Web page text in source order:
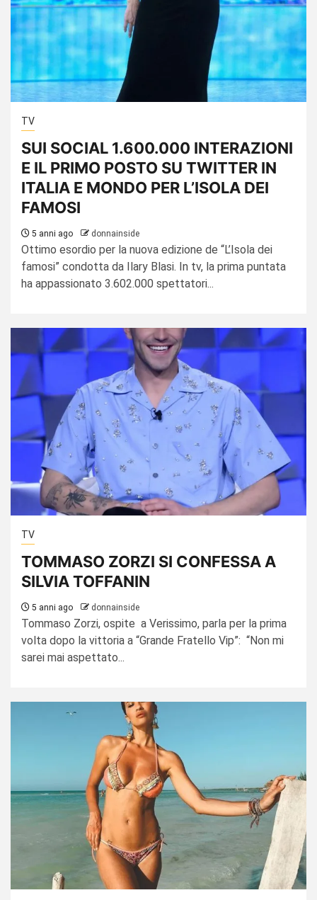
TV
SUI SOCIAL 1.600.000 INTERAZIONI
E IL PRIMO POSTO SU TWITTER IN
ITALIA E MONDO PER L’ISOLA DEI
FAMOSI
5 anni ago donnainside
Ottimo esordio per la nuova edizione de “L’Isola dei
famosi” condotta da Ilary Blasi. In tv, la prima puntata
ha appassionato 3.602.000 spettatori...
TV
TOMMASO ZORZI SI CONFESSA A
SILVIA TOFFANIN
5 anni ago donnainside
Tommaso Zorzi, ospite a Verissimo, parla per la prima
volta dopo la vittoria a “Grande Fratello Vip”: “Non mi
sarei mai aspettato...